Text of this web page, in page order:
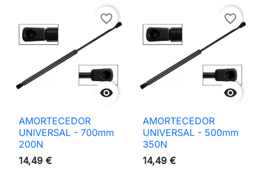

favorite_border
AMORTECEDOR
UNIVERSAL - 700mm
200N
14,49 €

favorite_border
AMORTECEDOR
UNIVERSAL - 500mm
350N
14,49 €